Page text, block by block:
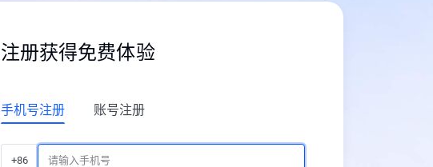
注册获得免费体验
手机号注册 账号注册
+86